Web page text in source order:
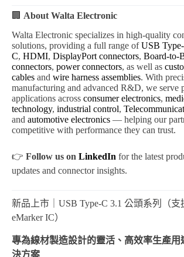
🏢 About Walta Electronic
Walta Electronic specializes in high-quality
solutions, providing a full range ofUSB Type-
C, HDMI, DisplayPort connectors, Board-to-
connectors, power connectors, as well as
cables and wire harness assemblies. With
manufacturing and advanced R&D, we serve
applications across consumer electronics,
technology, industrial control,
and automotive electronics — helping our
competitive with performance they can trust.
👉 Follow us on LinkedIn for the latest
updates and connector insights.
新品上市｜USB Type-C 3.1 公頭系列（支
eMarker IC）
專為線材製造設計的靈活、高效率生產用
決方案